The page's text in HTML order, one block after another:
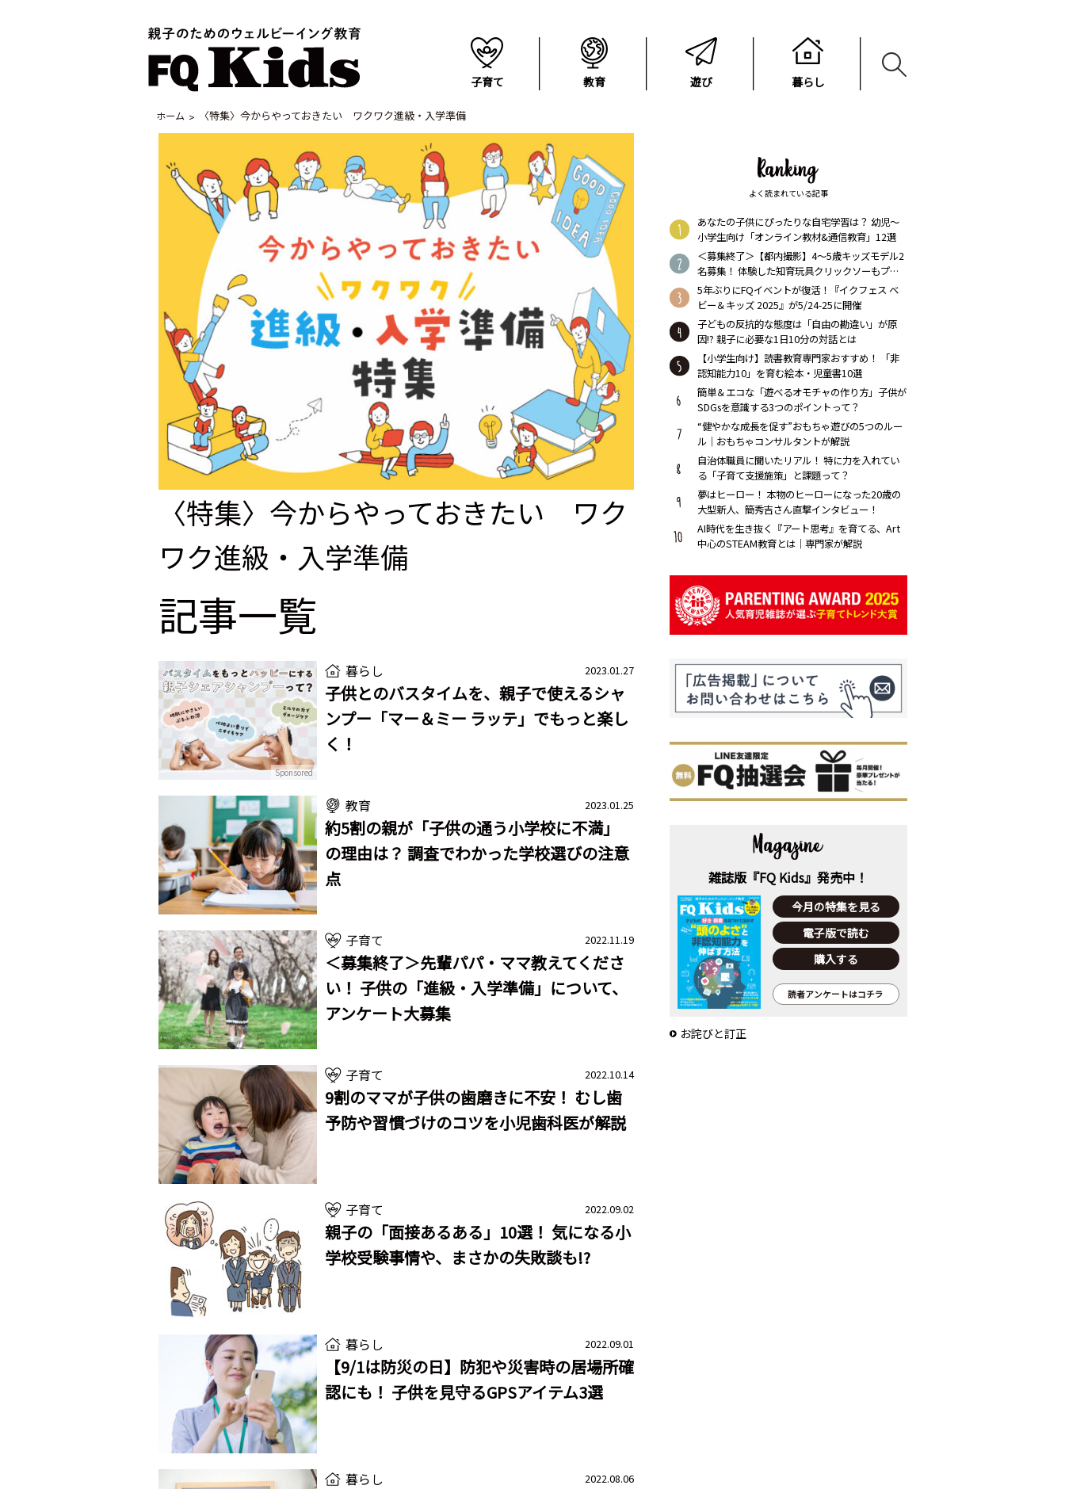
子育て 教育 遊び 暮らし
ホーム 〈特集〉今からやっておきたい ワクワク進級・入学準備
〈特集〉今からやっておきたい ワク
ワク進級・入学準備
記事一覧
暮らし 2023.01.27
子供とのバスタイムを、親子で使えるシャ
ンプー「マー＆ミー ラッテ」でもっと楽し
く！
Sponsored
教育 2023.01.25
約5割の親が「子供の通う小学校に不満」
の理由は？ 調査でわかった学校選びの注意
点
子育て 2022.11.19
＜募集終了＞先輩パパ・ママ教えてくださ
い！ 子供の「進級・入学準備」について、
アンケート大募集
子育て 2022.10.14
9割のママが子供の歯磨きに不安！ むし歯
予防や習慣づけのコツを小児歯科医が解説
子育て 2022.09.02
親子の「面接あるある」10選！ 気になる小
学校受験事情や、まさかの失敗談も!?
暮らし 2022.09.01
【9/1は防災の日】防犯や災害時の居場所確
認にも！ 子供を見守るGPSアイテム3選
暮らし 2022.08.06
よく読まれている記事
あなたの子供にぴったりな自宅学習は？ 幼児〜
小学生向け「オンライン教材&通信教育」12選
＜募集終了＞【都内撮影】4～5歳キッズモデル2
名募集！ 体験した知育玩具クリックソーもプレ
ゼント！
5年ぶりにFQイベントが復活！『イクフェス ベ
ビー＆キッズ 2025』が5/24-25に開催
子どもの反抗的な態度は「自由の勘違い」が原
因!? 親子に必要な1日10分の対話とは
【小学生向け】読書教育専門家おすすめ！ 「非
認知能力10」を育む絵本・児童書10選
簡単＆エコな「遊べるオモチャの作り方」子供が
SDGsを意識する3つのポイントって？
“健やかな成長を促す”おもちゃ遊びの5つのルー
ル｜おもちゃコンサルタントが解説
自治体職員に聞いたリアル！ 特に力を入れてい
る「子育て支援施策」と課題って？
夢はヒーロー！ 本物のヒーローになった20歳の
大型新人、簡秀吉さん直撃インタビュー！
AI時代を生き抜く『アート思考』を育てる、Art
中心のSTEAM教育とは｜専門家が解説
雑誌版『FQ Kids』発売中！
今月の特集を見る
電子版で読む
購入する
読者アンケートはコチラ
お詫びと訂正